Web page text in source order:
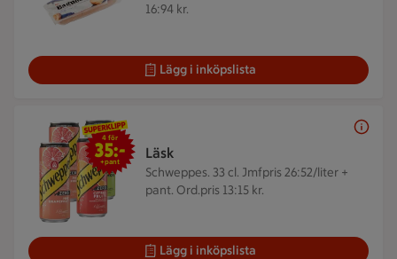
16:94 kr.
Lägg i inköpslista
Läsk
Schweppes. 33 cl. Jmfpris 26:52/liter +
pant. Ord.pris 13:15 kr.
4 för 35 kr
4 för
35:-
+pant
Lägg i inköpslista